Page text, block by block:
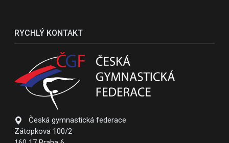
RYCHLÝ KONTAKT
Česká gymnastická federace
Zátopkova 100/2